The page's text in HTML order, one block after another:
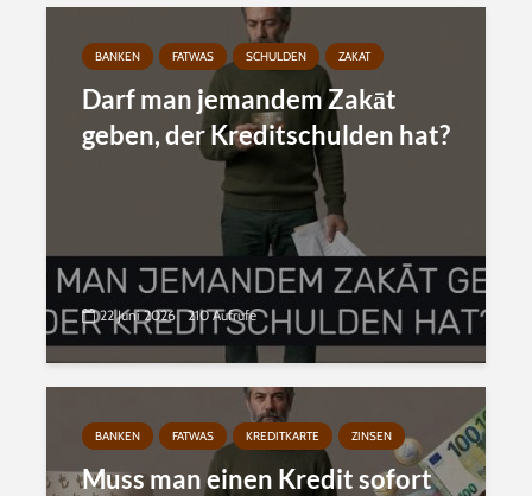
BANKEN FATWAS SCHULDEN ZAKAT
Darf man jemandem Zakāt
geben, der Kreditschulden hat?
22 Juni 2026 210 Aufrufe
BANKEN FATWAS KREDITKARTE ZINSEN
Muss man einen Kredit sofort